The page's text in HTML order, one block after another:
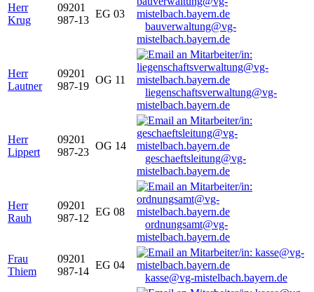
Herr
Krug
09201
987-13
EG 03
bauverwaltung@vg-
mistelbach.bayern.de
Herr
Lautner
09201
987-19
OG 11
liegenschaftsverwaltung@vg-
mistelbach.bayern.de
Herr
Lippert
09201
987-23
OG 14
geschaeftsleitung@vg-
mistelbach.bayern.de
Herr
Rauh
09201
987-12
EG 08
ordnungsamt@vg-
mistelbach.bayern.de
Frau
Thiem
09201
987-14
EG 04
kasse@vg-mistelbach.bayern.de